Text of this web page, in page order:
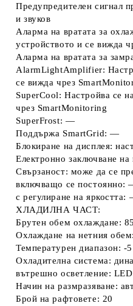
Предупредителен сигнал
и звуков
Аларма на вратата за
устройството и се вижда
Аларма на вратата за
AlarmLightAmplifier:
се вижда чрез
SuperCool: Настройва се
чрез SmartMonitoring
SuperFrost: —
Поддържа SmartGrid: —
Блокиране на дисплея:
Електронно заключване
Свързаност: може да се
включващо се постоянно:
с регулиране на яркостта:
ХЛАДИЛНА ЧАСТ:
Брутен обем охлаждане:
Охлаждане на нетния
Температурен диапазон: -
Охладителна система:
вътрешно осветление:
Начин на размразяване:
Брой на рафтовете: 20